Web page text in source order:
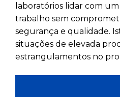
laboratórios lidar com
trabalho sem
segurança e qualidade.
situações de elevada
estrangulamentos no